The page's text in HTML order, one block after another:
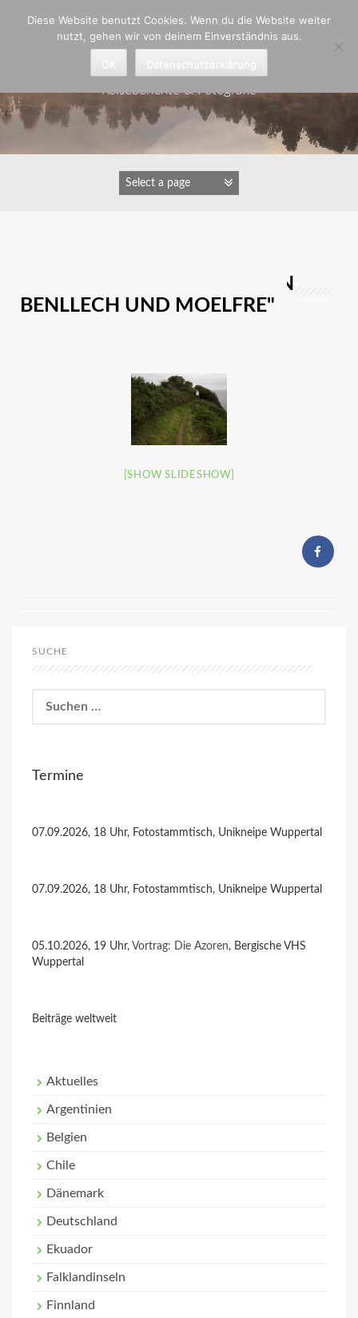
Astrid Padberg
Reiseberichte & Fotografie
IMAGES TAGGED "ZWISCHEN
BENLLECH UND MOELFRE"
[SHOW SLIDESHOW]
SUCHE
nach:
Termine
07.09.2026, 18 Uhr, Fotostammtisch, Unikneipe Wuppertal
07.09.2026, 18 Uhr, Fotostammtisch, Unikneipe Wuppertal
05.10.2026, 19 Uhr, Vortrag: Die Azoren, Bergische VHS
Wuppertal
Beiträge weltweit
Aktuelles
Argentinien
Belgien
Chile
Dänemark
Deutschland
Ekuador
Falklandinseln
Finnland
Diese Website benutzt Cookies. Wenn du die Website weiter
nutzt, gehen wir von deinem Einverständnis aus.